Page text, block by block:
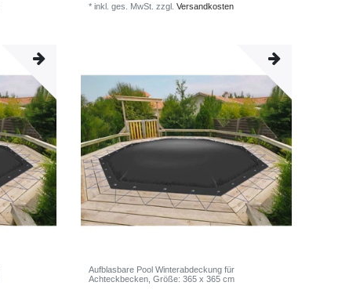
*inkl. ges. MwSt. zzgl.Versandkosten
Aufblasbare Pool Winterabdeckung für
Achteckbecken , Größe: 365 x 365 cm